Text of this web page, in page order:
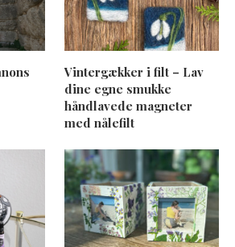
Vintergækker i filt – Lav
dine egne smukke
håndlavede magneter
med nålefilt